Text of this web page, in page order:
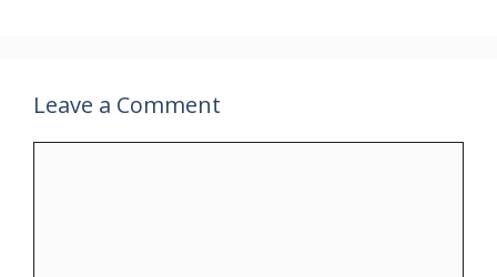
Leave a Comment